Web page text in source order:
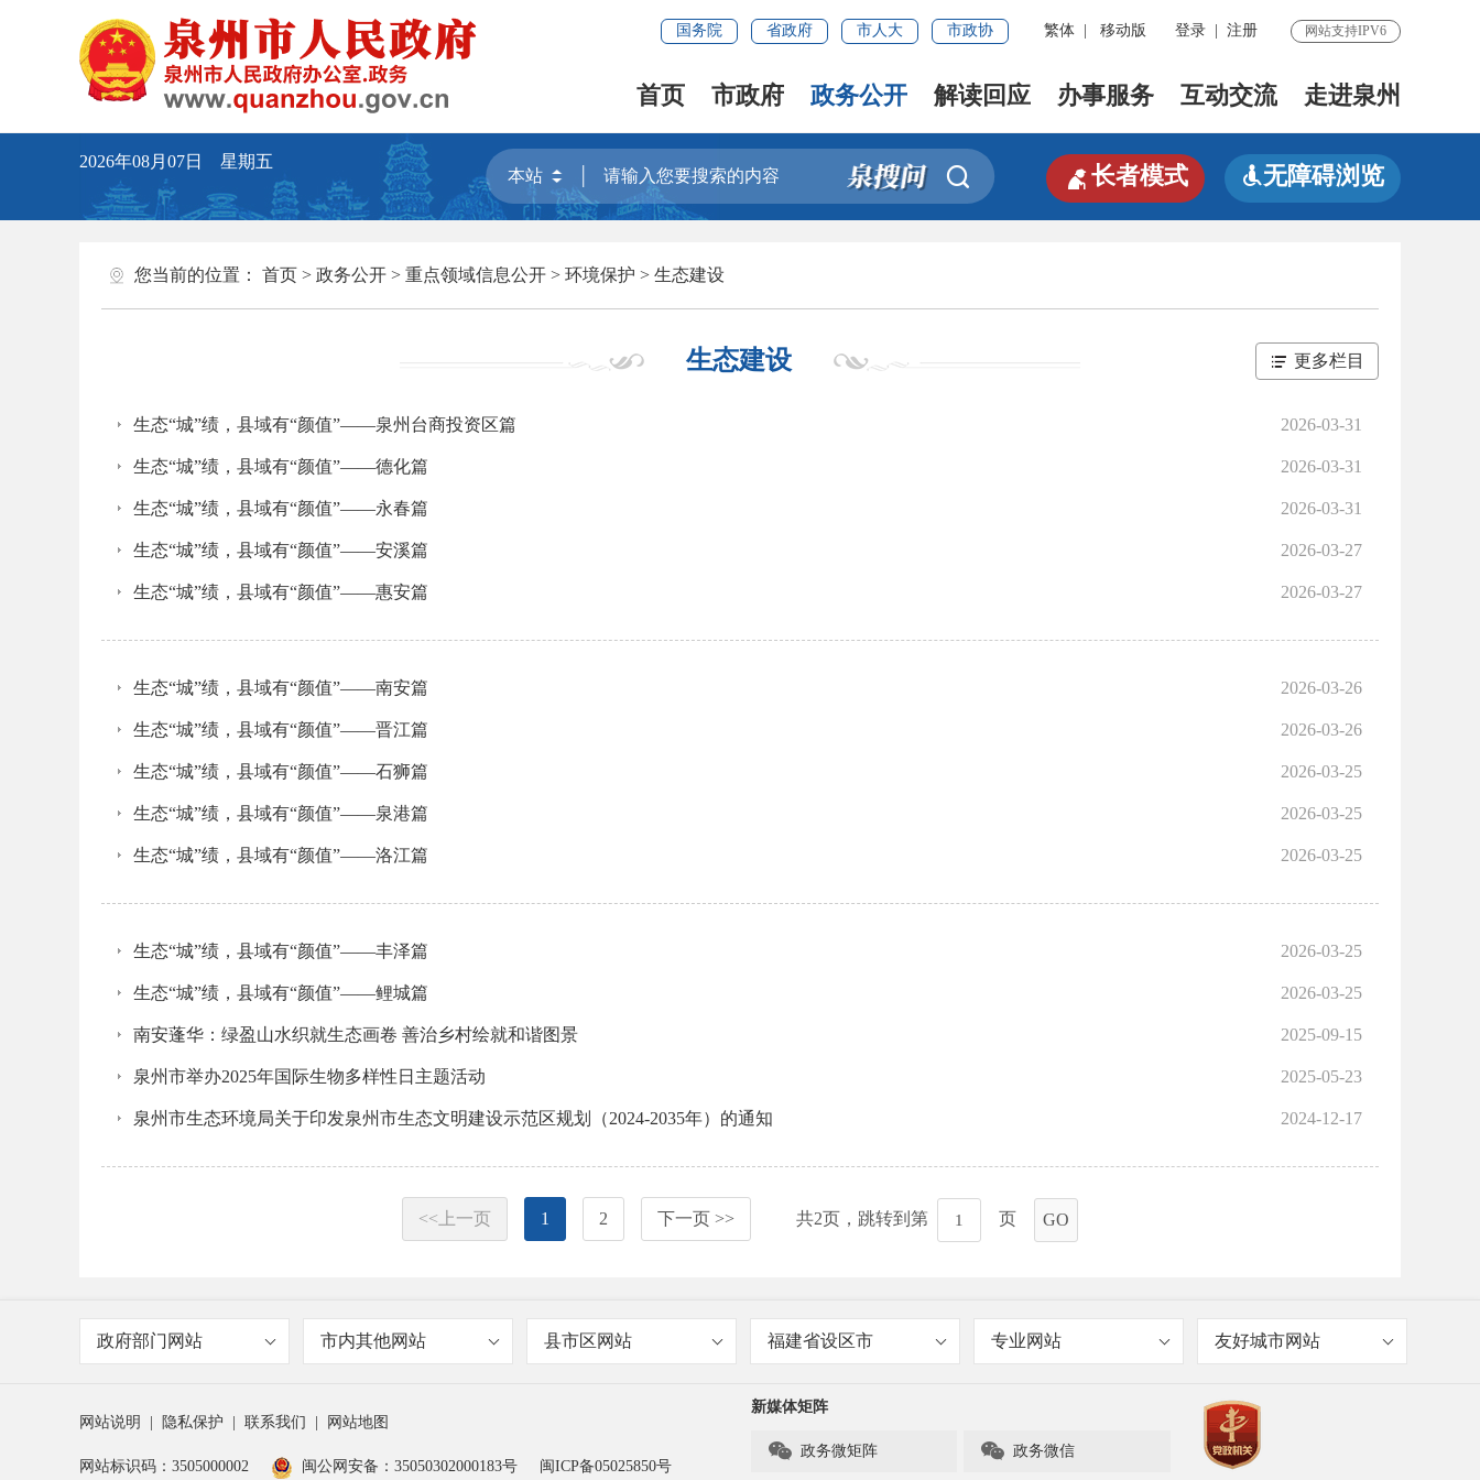
国务院 省政府 市人大 市政协 繁体 移动版 登录 注册 网站支持IPV6
首页 市政府 政务公开 解读回应 办事服务 互动交流 走进泉州
2026年08月07日 星期五
 长者模式 无障碍浏览
您当前的位置： 首页 > 政务公开 > 重点领域信息公开 > 环境保护 > 生态建设
生态建设 更多栏目
2026-03-31
生态“城”绩，县域有“颜值”——泉州台商投资区篇
2026-03-31
生态“城”绩，县域有“颜值”——德化篇
2026-03-31
生态“城”绩，县域有“颜值”——永春篇
2026-03-27
生态“城”绩，县域有“颜值”——安溪篇
2026-03-27
生态“城”绩，县域有“颜值”——惠安篇
2026-03-26
生态“城”绩，县域有“颜值”——南安篇
2026-03-26
生态“城”绩，县域有“颜值”——晋江篇
2026-03-25
生态“城”绩，县域有“颜值”——石狮篇
2026-03-25
生态“城”绩，县域有“颜值”——泉港篇
2026-03-25
生态“城”绩，县域有“颜值”——洛江篇
2026-03-25
生态“城”绩，县域有“颜值”——丰泽篇
2026-03-25
生态“城”绩，县域有“颜值”——鲤城篇
2025-09-15
南安蓬华：绿盈山水织就生态画卷 善治乡村绘就和谐图景
2025-05-23
泉州市举办2025年国际生物多样性日主题活动
2024-12-17
泉州市生态环境局关于印发泉州市生态文明建设示范区规划（2024-2035年）的通知
<<上一页 1 2 下一页 >> 共2页，跳转到第 页 GO
政府部门网站 市内其他网站 县市区网站 福建省设区市 专业网站 友好城市网站
网站说明 隐私保护 联系我们 网站地图
网站标识码：3505000002 闽公网安备：35050302000183号 闽ICP备05025850号
新媒体矩阵
 政务微矩阵  政务微信